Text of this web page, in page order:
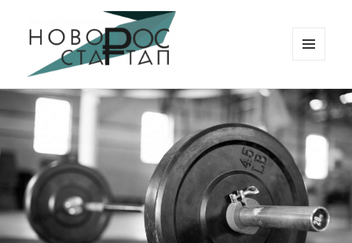
Новорос Стартап
ВИДЖЕТЫ